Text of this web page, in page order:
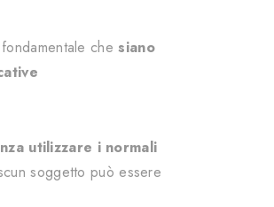
chesiano
utilizzare i normali
soggetto può essere